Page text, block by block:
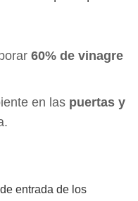
60% de vinagre
en las puertas y
entrada de los